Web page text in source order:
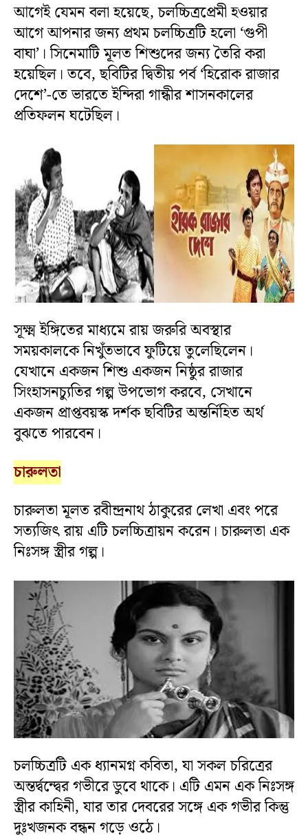
আগেই যেমন বলা হয়েছে, চলচ্চিত্রপ্রেমী হওয়ার
আগে আপনার জন্য প্রথম চলচ্চিত্রটি হলো ‘গুপী
বাঘা’। সিনেমাটি মূলত শিশুদের জন্য তৈরি করা
হয়েছিল। তবে, ছবিটির দ্বিতীয় পর্ব ‘হিরোক রাজার
দেশে’-তে ভারতে ইন্দিরা গান্ধীর শাসনকালের
প্রতিফলন ঘটেছিল।
সূক্ষ্ম ইঙ্গিতের মাধ্যমে রায় জরুরি অবস্থার
সময়কালকে নিখুঁতভাবে ফুটিয়ে তুলেছিলেন।
যেখানে একজন শিশু একজন নিষ্ঠুর রাজার
সিংহাসনচ্যুতির গল্প উপভোগ করবে, সেখানে
একজন প্রাপ্তবয়স্ক দর্শক ছবিটির অন্তর্নিহিত অর্থ
বুঝতে পারবেন।
চারুলতা
চারুলতা মূলত রবীন্দ্রনাথ ঠাকুরের লেখা এবং পরে
সত্যজিৎ রায় এটি চলচ্চিত্রায়ন করেন। চারুলতা এক
নিঃসঙ্গ স্ত্রীর গল্প।
চলচ্চিত্রটি এক ধ্যানমগ্ন কবিতা, যা সকল চরিত্রের
অন্তর্দ্বন্দ্বের গভীরে ডুবে থাকে। এটি এমন এক নিঃসঙ্গ
স্ত্রীর কাহিনী, যার তার দেবরের সঙ্গে এক গভীর কিন্তু
দুঃখজনক বন্ধন গড়ে ওঠে।